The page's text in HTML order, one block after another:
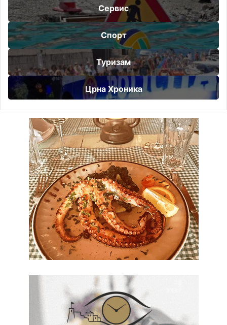
Сервис
Спорт
Туризам
Црна Хроника